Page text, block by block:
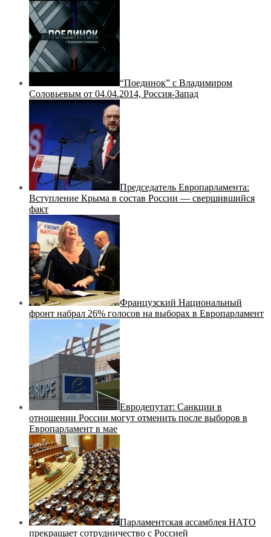
“Поединок” с Владимиром
Соловьевым от 04.04.2014, Россия-Запад
Председатель Европарламента:
Вступление Крыма в состав России — свершившийся
факт
Французский Национальный
фронт набрал 26% голосов на выборах в Европарламент
Евродепутат: Санкции в
отношении России могут отменить после выборов в
Европарламент в мае
Парламентская ассамблея НАТО
прекращает сотрудничество с Россией